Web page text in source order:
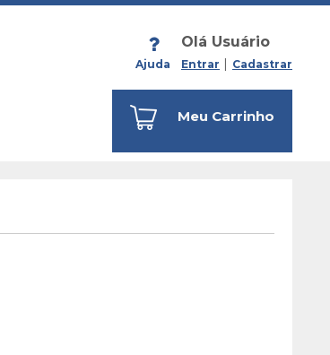
Ajuda
Olá Usuário
Entrar Cadastrar
Meu Carrinho